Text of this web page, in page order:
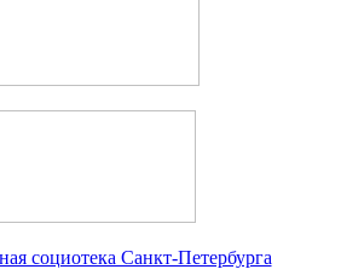
социотека Санкт-Петербурга